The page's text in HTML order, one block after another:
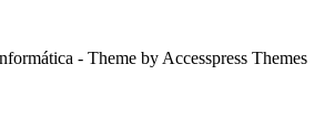
- Theme by Accesspress Themes